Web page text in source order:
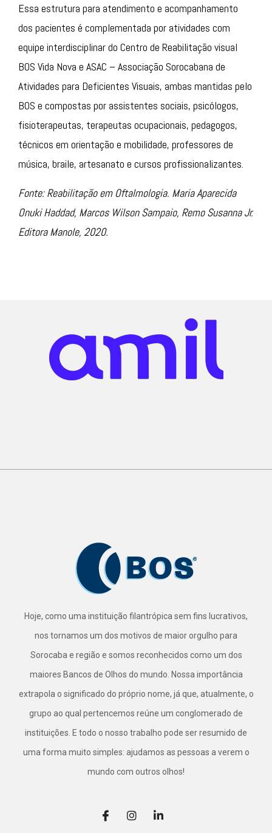
Essa estrutura para atendimento e acompanhamento
dos pacientes é complementada por atividades com
equipe interdisciplinar do Centro de Reabilitação visual
BOS Vida Nova e ASAC – Associação Sorocabana de
Atividades para Deficientes Visuais, ambas mantidas pelo
BOS e compostas por assistentes sociais, psicólogos,
fisioterapeutas, terapeutas ocupacionais, pedagogos,
técnicos em orientação e mobilidade, professores de
música, braile, artesanato e cursos profissionalizantes.
Fonte: Reabilitação em Oftalmologia. Maria Aparecida
Onuki Haddad, Marcos Wilson Sampaio, Remo Susanna Jr.
Editora Manole, 2020.
Hoje, como uma instituição filantrópica sem fins lucrativos,
nos tornamos um dos motivos de maior orgulho para
Sorocaba e região e somos reconhecidos como um dos
maiores Bancos de Olhos do mundo. Nossa importância
extrapola o significado do próprio nome, já que, atualmente, o
grupo ao qual pertencemos reúne um conglomerado de
instituições. E todo o nosso trabalho pode ser resumido de
uma forma muito simples: ajudamos as pessoas a verem o
mundo com outros olhos!